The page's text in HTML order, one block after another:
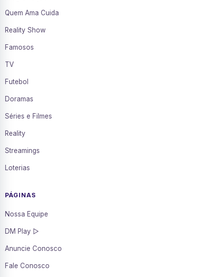
Quem Ama Cuida
Reality Show
Famosos
TV
Futebol
Doramas
Séries e Filmes
Reality
Streamings
Loterias
PÁGINAS
Nossa Equipe
DM Play ▷
Anuncie Conosco
Fale Conosco